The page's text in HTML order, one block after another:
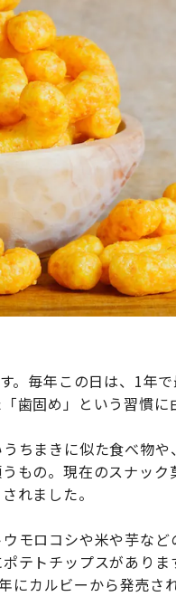
。毎年この日は、1年
歯固め」という習慣に
ちまきに似た食べ物
もの。現在のスナック
れました。
モロコシや米や芋な
テトチップスがあり
カルビーから発売さ